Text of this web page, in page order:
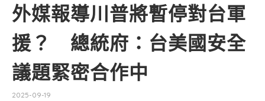
外媒報導川普將暫停對台軍
援？ 總統府：台美國安全
議題緊密合作中
2025-09-19